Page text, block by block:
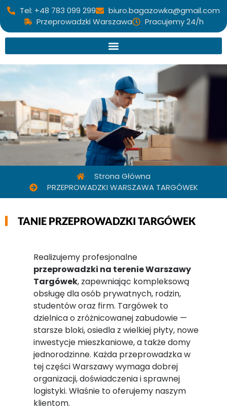
Tel: +48 783 099 299
biuro.bagazowka@gmail.com
Przeprowadzki Warszawa
Pracujemy 24/h
Strona Główna
PRZEPROWADZKI WARSZAWA TARGÓWEK
TANIE PRZEPROWADZKI TARGÓWEK
Realizujemy profesjonalne
przeprowadzki na terenie Warszawy
Targówek, zapewniając kompleksową
obsługę dla osób prywatnych, rodzin,
studentów oraz firm. Targówek to
dzielnica o zróżnicowanej zabudowie —
starsze bloki, osiedla z wielkiej płyty, nowe
inwestycje mieszkaniowe, a także domy
jednorodzinne. Każda przeprowadzka w
tej części Warszawy wymaga dobrej
organizacji, doświadczenia i sprawnej
logistyki. Właśnie to oferujemy naszym
klientom.